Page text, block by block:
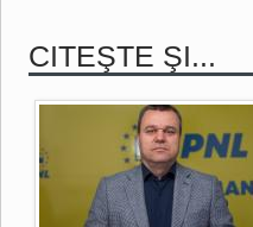
CITEŞTE ŞI...